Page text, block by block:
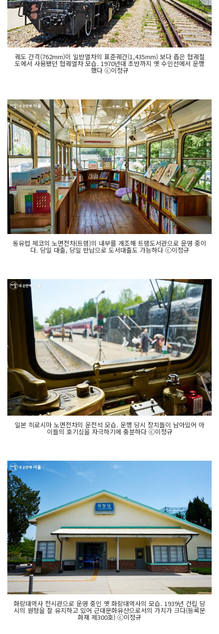
궤도 간격(762mm)이 일반열차의 표준궤간(1,435mm) 보다 좁은 협궤철
도에서 사용됐던 협궤열차 모습. 1970년대 초반까지 옛 수인선에서 운행
했다 ⓒ이정규
동유럽 체코의 노면전차(트램)의 내부를 개조해 트램도서관으로 운영 중이
다. 당일 대출, 당일 반납으로 도서대출도 가능하다 ⓒ이정규
일본 히로시마 노면전차의 운전석 모습. 운행 당시 장치들이 남아있어 아
이들의 호기심을 자극하기에 충분하다 ⓒ이정규
화랑대역사 전시관으로 운영 중인 옛 화랑대역사의 모습. 1939년 건립 당
시의 원형을 잘 유지하고 있어 근대문화유산으로서의 가치가 크다(등록문
화재 제300호) ⓒ이정규